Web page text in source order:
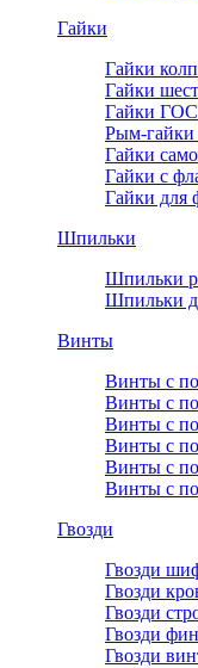
Гайки
Гайки
Гайки
Гайки
Рым-гайки
Гайки
Гайки с
Гайки для
Шпильки
Шпильки
Шпильки
Винты
Винты с
Винты с
Винты с
Винты с
Винты с
Винты с
Гвозди
Гвозди
Гвозди
Гвозди
Гвозди
Гвозди